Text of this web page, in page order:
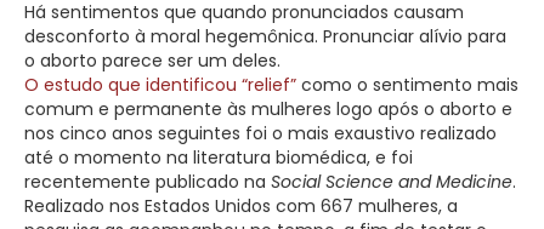
Há sentimentos que quando pronunciados causam
desconforto à moral hegemônica. Pronunciar alívio para
o aborto parece ser um deles.
O estudo que identificou “relief” como o sentimento mais
comum e permanente às mulheres logo após o aborto e
nos cinco anos seguintes foi o mais exaustivo realizado
até o momento na literatura biomédica, e foi
recentemente publicado na Social Science and Medicine.
Realizado nos Estados Unidos com 667 mulheres, a